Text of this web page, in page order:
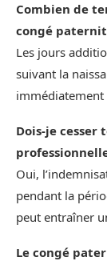
Combien de
congé
Les jours
suivant la
immédiatement
Dois‑je
Oui,
pendant la
peut entraîner
Le congé